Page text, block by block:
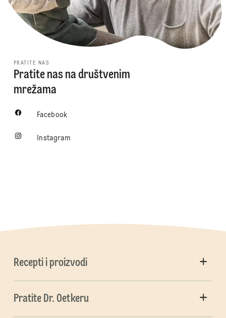
PRATITE NAS
Pratite nas na društvenim
mrežama
Facebook
Instagram
Recepti i proizvodi
Pratite Dr. Oetkeru